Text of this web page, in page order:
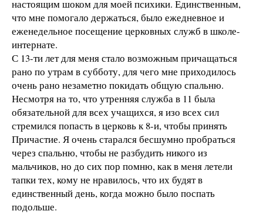
настоящим шоком для моей психики. Единственным,
что мне помогало держаться, было ежедневное и
еженедельное посещение церковных служб в школе-
интернате.
С 13-ти лет для меня стало возможным причащаться
рано по утрам в субботу, для чего мне приходилось
очень рано незаметно покидать общую спальню.
Несмотря на то, что утренняя служба в 11 была
обязательной для всех учащихся, я изо всех сил
стремился попасть в церковь к 8-и, чтобы принять
Причастие. Я очень старался бесшумно пробраться
через спальню, чтобы не разбудить никого из
мальчиков, но до сих пор помню, как в меня летели
тапки тех, кому не нравилось, что их будят в
единственный день, когда можно было поспать
подольше.